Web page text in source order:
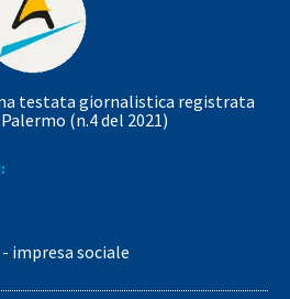
testata giornalistica registrata
(n.4 del 2021)
impresa sociale